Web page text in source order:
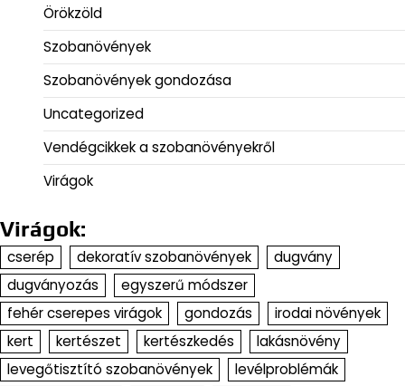
Örökzöld
Szobanövények
Szobanövények gondozása
Uncategorized
Vendégcikkek a szobanövényekről
Virágok
Virágok:
cserép dekoratív szobanövények
dugvány
dugványozás
egyszerű módszer
fehér cserepes virágok
gondozás
irodai növények
kert
kertészet kertészkedés
lakásnövény
levegőtisztító szobanövények
levélproblémák